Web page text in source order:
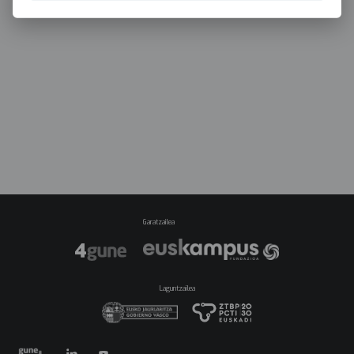
Garatzailea
Laguntzailea